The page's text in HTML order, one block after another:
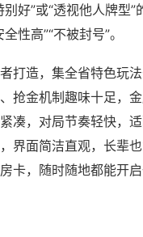
好”或“透视他人牌型
性高”“不被封号”。
打造，集全省特色玩
抢金机制趣味十足，
凑，对局节奏轻快，
界面简洁直观，长辈
卡，随时随地都能开